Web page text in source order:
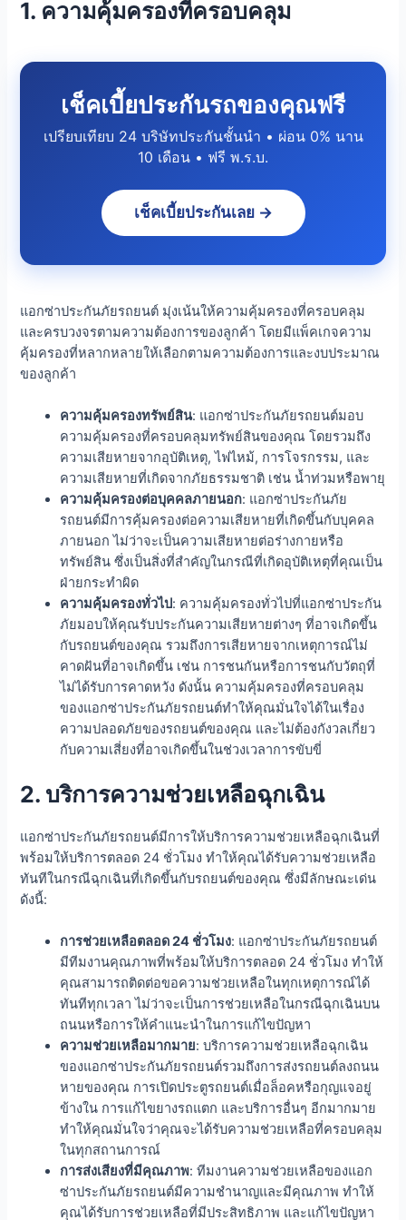
1. ความคุ้มครองที่ครอบคลุม
เช็คเบี้ยประกันรถของคุณฟรี
เปรียบเทียบ 24 บริษัทประกันชั้นนำ • ผ่อน 0% นาน
10 เดือน • ฟรี พ.ร.บ.
เช็คเบี้ยประกันเลย →
แอกซ่าประกันภัยรถยนต์ มุ่งเน้นให้ความคุ้มครองที่ครอบคลุม
และครบวงจรตามความต้องการของลูกค้า โดยมีแพ็คเกจความ
คุ้มครองที่หลากหลายให้เลือกตามความต้องการและงบประมาณ
ของลูกค้า
ความคุ้มครองทรัพย์สิน: แอกซ่าประกันภัยรถยนต์มอบ
ความคุ้มครองที่ครอบคลุมทรัพย์สินของคุณ โดยรวมถึง
ความเสียหายจากอุบัติเหตุ, ไฟไหม้, การโจรกรรม, และ
ความเสียหายที่เกิดจากภัยธรรมชาติ เช่น น้ำท่วมหรือพายุ
ความคุ้มครองต่อบุคคลภายนอก: แอกซ่าประกันภัย
รถยนต์มีการคุ้มครองต่อความเสียหายที่เกิดขึ้นกับบุคคล
ภายนอก ไม่ว่าจะเป็นความเสียหายต่อร่างกายหรือ
ทรัพย์สิน ซึ่งเป็นสิ่งที่สำคัญในกรณีที่เกิดอุบัติเหตุที่คุณเป็น
ฝ่ายกระทำผิด
ความคุ้มครองทั่วไป: ความคุ้มครองทั่วไปที่แอกซ่าประกัน
ภัยมอบให้คุณรับประกันความเสียหายต่างๆ ที่อาจเกิดขึ้น
กับรถยนต์ของคุณ รวมถึงการเสียหายจากเหตุการณ์ไม่
คาดฝันที่อาจเกิดขึ้น เช่น การชนกันหรือการชนกับวัตถุที่
ไม่ได้รับการคาดหวัง ดังนั้น ความคุ้มครองที่ครอบคลุม
ของแอกซ่าประกันภัยรถยนต์ทำให้คุณมั่นใจได้ในเรื่อง
ความปลอดภัยของรถยนต์ของคุณ และไม่ต้องกังวลเกี่ยว
กับความเสี่ยงที่อาจเกิดขึ้นในช่วงเวลาการขับขี่
2. บริการความช่วยเหลือฉุกเฉิน
แอกซ่าประกันภัยรถยนต์มีการให้บริการความช่วยเหลือฉุกเฉินที่
พร้อมให้บริการตลอด 24 ชั่วโมง ทำให้คุณได้รับความช่วยเหลือ
ทันทีในกรณีฉุกเฉินที่เกิดขึ้นกับรถยนต์ของคุณ ซึ่งมีลักษณะเด่น
ดังนี้:
การช่วยเหลือตลอด 24 ชั่วโมง: แอกซ่าประกันภัยรถยนต์
มีทีมงานคุณภาพที่พร้อมให้บริการตลอด 24 ชั่วโมง ทำให้
คุณสามารถติดต่อขอความช่วยเหลือในทุกเหตุการณ์ได้
ทันทีทุกเวลา ไม่ว่าจะเป็นการช่วยเหลือในกรณีฉุกเฉินบน
ถนนหรือการให้คำแนะนำในการแก้ไขปัญหา
ความช่วยเหลือมากมาย: บริการความช่วยเหลือฉุกเฉิน
ของแอกซ่าประกันภัยรถยนต์รวมถึงการส่งรถยนต์ลงถนน
หายของคุณ การเปิดประตูรถยนต์เมื่อล็อคหรือกุญแจอยู่
ข้างใน การแก้ไขยางรถแตก และบริการอื่นๆ อีกมากมาย
ทำให้คุณมั่นใจว่าคุณจะได้รับความช่วยเหลือที่ครอบคลุม
ในทุกสถานการณ์
การส่งเสียงที่มีคุณภาพ: ทีมงานความช่วยเหลือของแอก
ซ่าประกันภัยรถยนต์มีความชำนาญและมีคุณภาพ ทำให้
คุณได้รับการช่วยเหลือที่มีประสิทธิภาพ และแก้ไขปัญหา